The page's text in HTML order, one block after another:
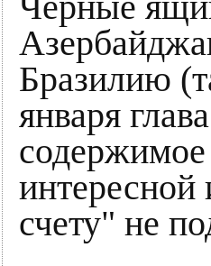
Бразилию
января
счету" не